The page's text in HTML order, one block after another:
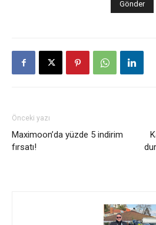
Önceki yazı
Maximoon’da yüzde 5 indirim
fırsatı!